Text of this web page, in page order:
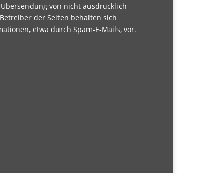
von nicht ausdrücklich
der Seiten behalten sich
etwa durch Spam-E-Mails, vor.